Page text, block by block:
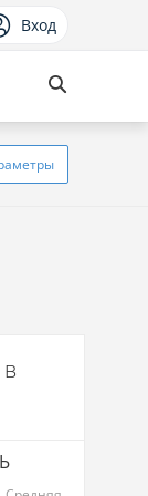
Вход